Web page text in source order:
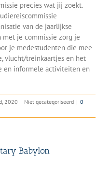
precies wat jij zoekt.
van de jaarlijkse
met je commissie zorg je
je medestudenten die mee
vlucht/treinkaartjes en het
en informele activiteiten en
2020 | Niet gecategoriseerd | 0
Babylon